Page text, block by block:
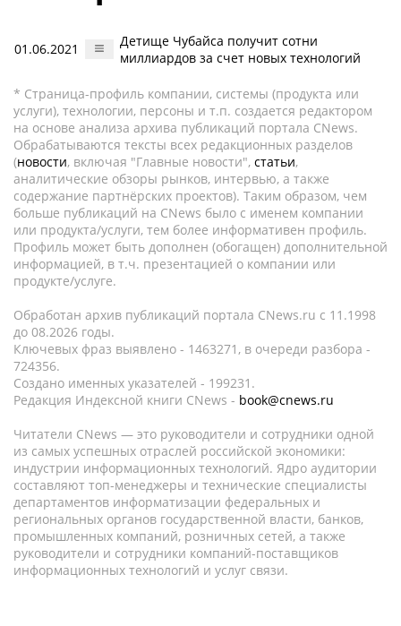
01.06.2021
Детище Чубайса получит сотни
миллиардов за счет новых технологий
* Страница-профиль компании, системы (продукта или
услуги), технологии, персоны и т.п. создается редактором
на основе анализа архива публикаций портала CNews.
Обрабатываются тексты всех редакционных разделов
(новости, включая "Главные новости", статьи,
аналитические обзоры рынков, интервью, а также
содержание партнёрских проектов). Таким образом, чем
больше публикаций на CNews было с именем компании
или продукта/услуги, тем более информативен профиль.
Профиль может быть дополнен (обогащен) дополнительной
информацией, в т.ч. презентацией о компании или
продукте/услуге.
Обработан архив публикаций портала CNews.ru c 11.1998
до 08.2026 годы.
Ключевых фраз выявлено - 1463271, в очереди разбора -
724356.
Создано именных указателей - 199231.
Редакция Индексной книги CNews - book@cnews.ru
Читатели CNews — это руководители и сотрудники одной
из самых успешных отраслей российской экономики:
индустрии информационных технологий. Ядро аудитории
составляют топ-менеджеры и технические специалисты
департаментов информатизации федеральных и
региональных органов государственной власти, банков,
промышленных компаний, розничных сетей, а также
руководители и сотрудники компаний-поставщиков
информационных технологий и услуг связи.